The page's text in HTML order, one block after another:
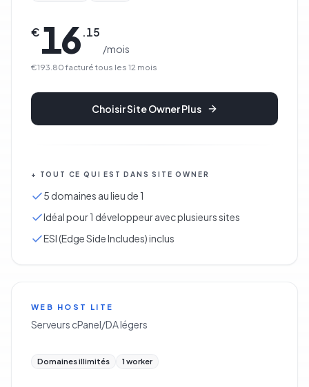
€16.15
/mois
€193.80 facturé tous les 12 mois
ChoisirSite Owner Plus
+ TOUT CE QUI EST DANS SITE OWNER
5 domaines au lieu de 1
Idéal pour 1 développeur avec plusieurs sites
ESI (Edge Side Includes) inclus
WEB HOST LITE
Serveurs cPanel/DA légers
Domaines illimités 1 worker